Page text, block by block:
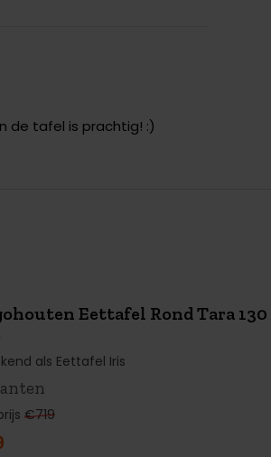
de tafel is prachtig! :)
SALE
KORTING
Eettafel Rond Tara 130
als Eettafel Iris
€719